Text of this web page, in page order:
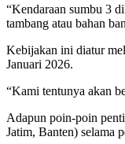
“Kendaraan sumbu 3
tambang atau bahan
Kebijakan ini diatur
Januari 2026.
“Kami tentunya akan
Adapun poin-poin
Jatim, Banten) selama